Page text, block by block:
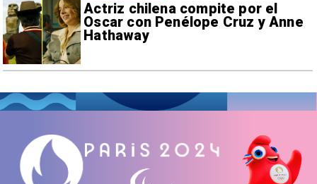
Actriz chilena compite por el
Oscar con Penélope Cruz y Anne
Hathaway